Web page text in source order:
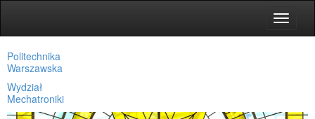
Toggle
Politechnika
Warszawska
Wydział
Mechatroniki